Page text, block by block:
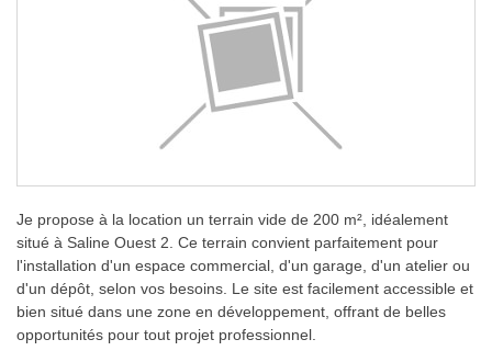
Je propose à la location un terrain vide de 200 m², idéalement
situé à Saline Ouest 2. Ce terrain convient parfaitement pour
l'installation d'un espace commercial, d'un garage, d'un atelier ou
d'un dépôt, selon vos besoins. Le site est facilement accessible et
bien situé dans une zone en développement, offrant de belles
opportunités pour tout projet professionnel.